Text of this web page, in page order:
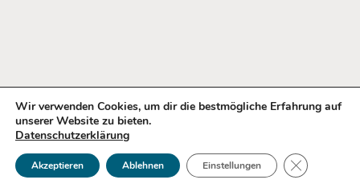
Wir verwenden Cookies, um dir die bestmögliche Erfahrung auf
unserer Website zu bieten.
Datenschutzerklärung
Akzeptieren Ablehnen Einstellungen GDPR